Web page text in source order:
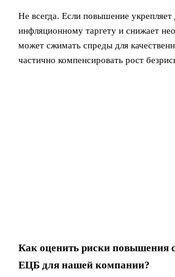
Не всегда. Если повышение укрепляет
инфляционному таргету и снижает
может сжимать спреды для
частично компенсировать рост
Как оценить риски повышения
ЕЦБ для нашей компании?